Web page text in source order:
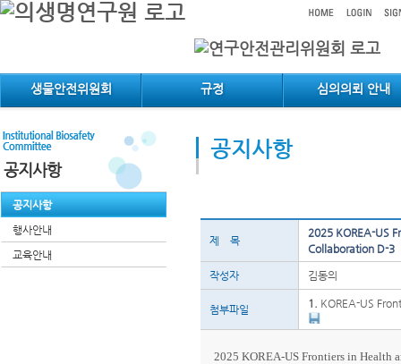
메인메뉴 바로가기
컨텐츠 바로가기
생물안전위원회 규정 심의의뢰 안내
공지사항
공지사항
행사안내
교육안내
공지사항
제 목
2025 KOREA-US
Collaboration D-3
작성자 김동의
첨부파일 1. KOREA-US
2025 KOREA-US Frontiers in